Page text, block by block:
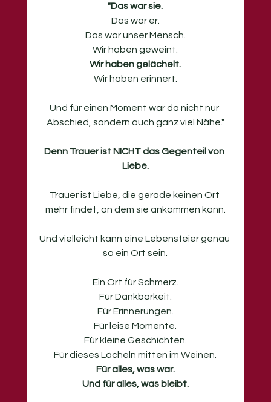
"Das war sie.
Das war er.
Das war unser Mensch.
Wir haben geweint.
Wir haben gelächelt.
Wir haben erinnert.
Und für einen Moment war da nicht nur
Abschied, sondern auch ganz viel Nähe."
Denn Trauer ist NICHT das Gegenteil von
Liebe.
Trauer ist Liebe, die gerade keinen Ort
mehr findet, an dem sie ankommen kann.
Und vielleicht kann eine Lebensfeier genau
so ein Ort sein.
Ein Ort für Schmerz.
Für Dankbarkeit.
Für Erinnerungen.
Für leise Momente.
Für kleine Geschichten.
Für dieses Lächeln mitten im Weinen.
Für alles, was war.
Und für alles, was bleibt.